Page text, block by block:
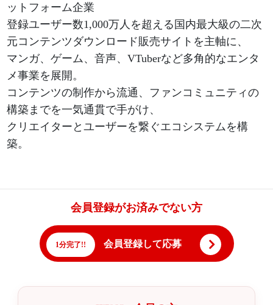
ットフォーム企業
登録ユーザー数1,000万人を超える国内最大級の二次
元コンテンツダウンロード販売サイトを主軸に、
マンガ、ゲーム、音声、VTuberなど多角的なエンタ
メ事業を展開。
コンテンツの制作から流通、ファンコミュニティの
構築までを一気通貫で手がけ、
クリエイターとユーザーを繋ぐエコシステムを構
築。
会員登録がお済みでない方
1分完了!! 会員登録して応募